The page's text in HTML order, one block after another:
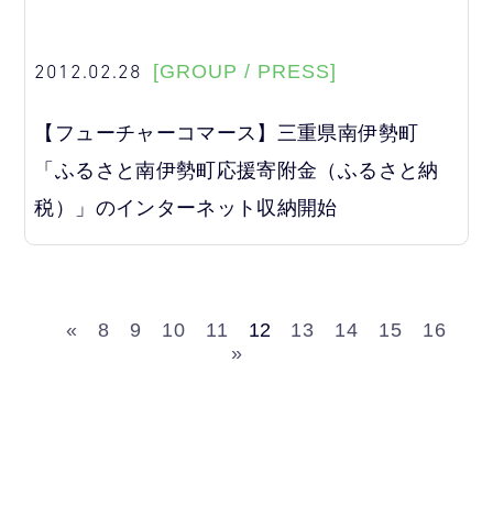
2012.02.28 [GROUP / PRESS]
【フューチャーコマース】三重県南伊勢町
「ふるさと南伊勢町応援寄附金（ふるさと納
税）」のインターネット収納開始
« 8 9 10 11 12 13 14 15
16
»